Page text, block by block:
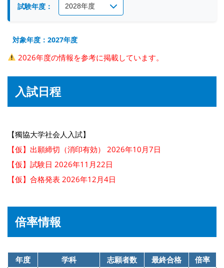
試験年度：
対象年度：2027年度
2026年度の情報を参考に掲載しています。
入試日程
【獨協大学社会人入試】
【仮】出願締切（消印有効） 2026年10月7日
【仮】試験日 2026年11月22日
【仮】合格発表 2026年12月4日
倍率情報
年度 学科 志願者数 最終合格
倍率